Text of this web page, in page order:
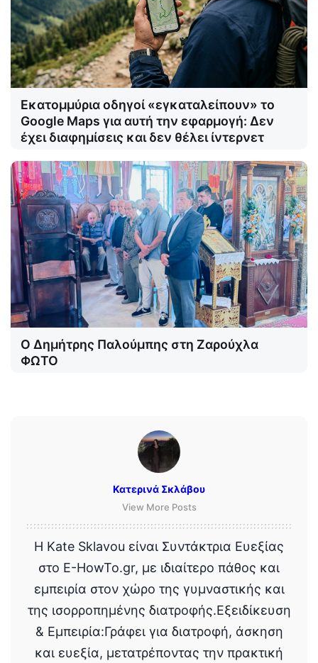
Εκατομμύρια οδηγοί «εγκαταλείπουν» το
Google Maps για αυτή την εφαρμογή: Δεν
έχει διαφημίσεις και δεν θέλει ίντερνετ
Ο Δημήτρης Παλούμπης στη Ζαρούχλα
ΦΩΤΟ
Κατερινά Σκλάβου
View More Posts
Η Kate Sklavou είναι Συντάκτρια Ευεξίας
στο E-HowTo.gr, με ιδιαίτερο πάθος και
εμπειρία στον χώρο της γυμναστικής και
της ισορροπημένης διατροφής.Εξειδίκευση
& Εμπειρία:Γράφει για διατροφή, άσκηση
και ευεξία, μετατρέποντας την πρακτική